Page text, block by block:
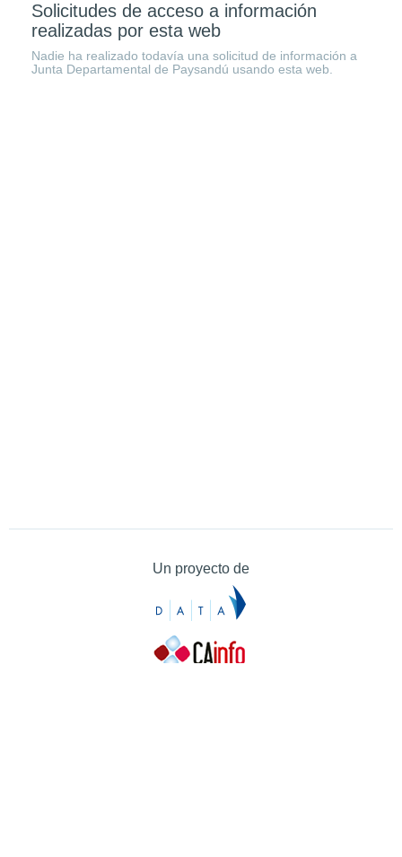
Solicitudes de acceso a información
realizadas por esta web
Nadie ha realizado todavía una solicitud de información a
Junta Departamental de Paysandú usando esta web.
Un proyecto de